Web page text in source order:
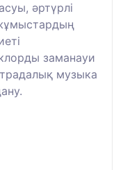
әртүрлі
заманауи
музыка